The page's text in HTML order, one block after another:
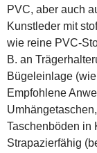
PVC, aber auch
Kunstleder mit
wie reine PVC-
B. an
Bügeleinlage
Empfohlene
Taschenböden in
Strapazierfähig